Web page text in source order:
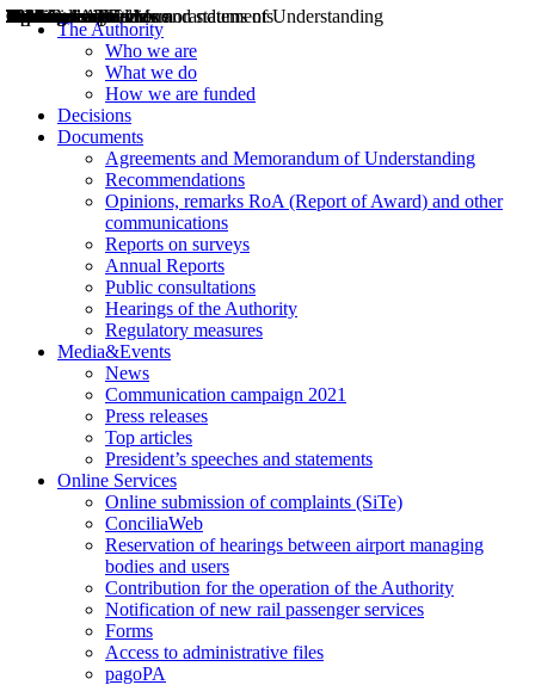
The Authority
Who we are
What we do
How we are funded
Decisions
Documents
Agreements and Memorandum of Understanding
Recommendations
Opinions, remarks RoA (Report of Award) and other
communications
Reports on surveys
Annual Reports
Public consultations
Hearings of the Authority
Regulatory measures
Media&Events
News
Communication campaign 2021
Press releases
Top articles
President’s speeches and statements
Online Services
Online submission of complaints (SiTe)
ConciliaWeb
Reservation of hearings between airport managing
bodies and users
Contribution for the operation of the Authority
Notification of new rail passenger services
Forms
Access to administrative files
pagoPA
Decisions
Opinions
Public consultations
Hearings
Recommendations
Agreements and Memorandums of Understanding
Relazioni annuali
Misure di regolazione
News
Press Releases
Bollettini ART
Convegni ART
President’s interviews
Top articles
President’s speeches and statements
2004
2005
2010
2013
2014
2015
2016
2017
2018
2019
202
2020
2021
2022
2023
2024
2025
2026
Aereo
Marittimo
Terrestre